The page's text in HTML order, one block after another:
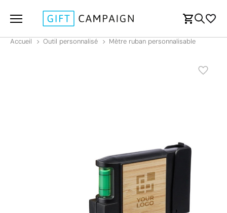
Accueil Outil personnalisé Mètre ruban personnalisable